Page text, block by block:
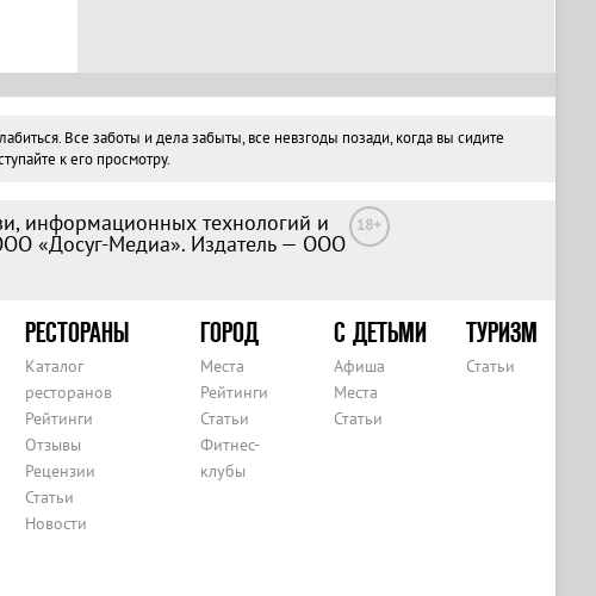
Все заботы и дела забыты, все невзгоды позади, когда вы сидите
к его просмотру.
информационных технологий и
«Досуг-Медиа». Издатель — ООО
18+
РЕСТОРАНЫ
Каталог
ресторанов
Рейтинги
Отзывы
Рецензии
Статьи
Новости
ГОРОД
Места
Рейтинги
Статьи
Фитнес-
клубы
С ДЕТЬМИ
Афиша
Места
Статьи
ТУРИЗМ
Статьи